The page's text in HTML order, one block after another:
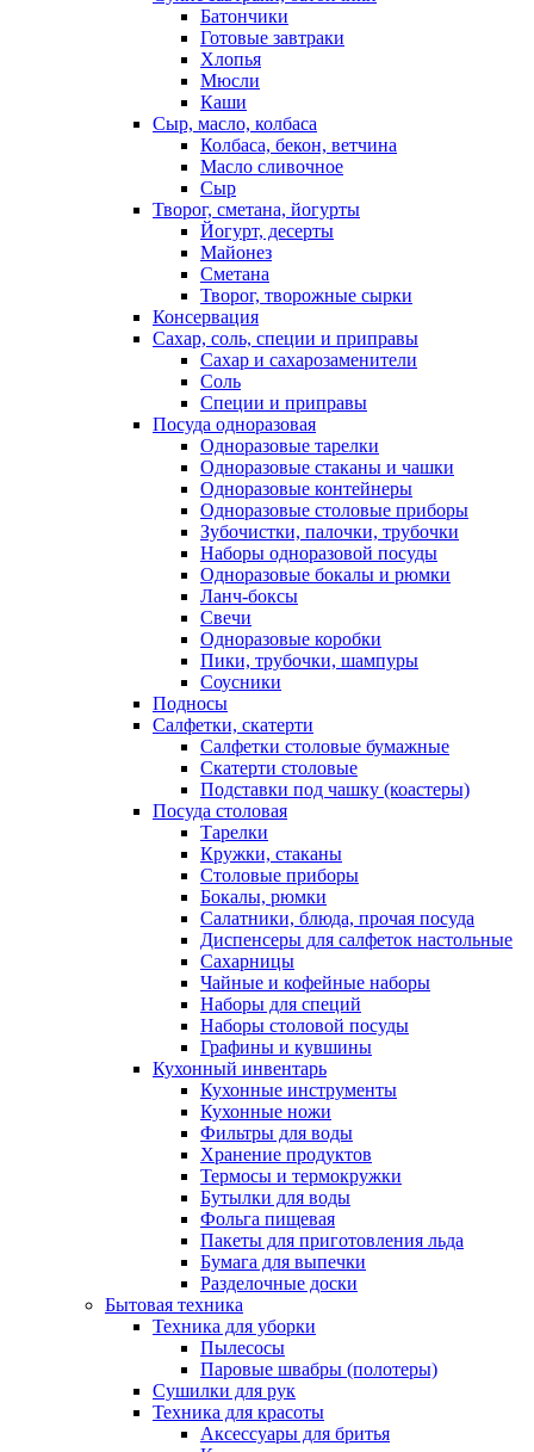
Батончики
Готовые завтраки
Хлопья
Мюсли
Каши
Сыр, масло, колбаса
Колбаса, бекон, ветчина
Масло сливочное
Сыр
Творог, сметана, йогурты
Йогурт, десерты
Майонез
Сметана
Творог, творожные сырки
Консервация
Сахар, соль, специи и приправы
Сахар и сахарозаменители
Соль
Специи и приправы
Посуда одноразовая
Одноразовые тарелки
Одноразовые стаканы и чашки
Одноразовые контейнеры
Одноразовые столовые приборы
Зубочистки, палочки, трубочки
Наборы одноразовой посуды
Одноразовые бокалы и рюмки
Ланч-боксы
Свечи
Одноразовые коробки
Пики, трубочки, шампуры
Соусники
Подносы
Салфетки, скатерти
Салфетки столовые бумажные
Скатерти столовые
Подставки под чашку (коастеры)
Посуда столовая
Тарелки
Кружки, стаканы
Столовые приборы
Бокалы, рюмки
Салатники, блюда, прочая посуда
Диспенсеры для салфеток настольные
Сахарницы
Чайные и кофейные наборы
Наборы для специй
Наборы столовой посуды
Графины и кувшины
Кухонный инвентарь
Кухонные инструменты
Кухонные ножи
Фильтры для воды
Хранение продуктов
Термосы и термокружки
Бутылки для воды
Фольга пищевая
Пакеты для приготовления льда
Бумага для выпечки
Разделочные доски
Бытовая техника
Техника для уборки
Пылесосы
Паровые швабры (полотеры)
Сушилки для рук
Техника для красоты
Аксессуары для бритья